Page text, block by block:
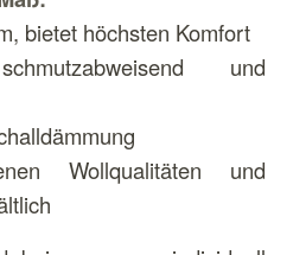
bietet höchsten Komfort
und
Wollqualitäten und